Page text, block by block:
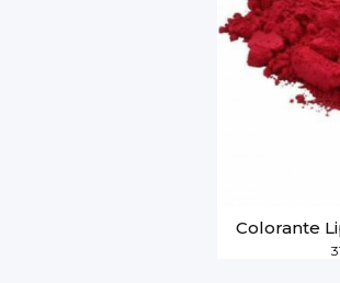
Colorante